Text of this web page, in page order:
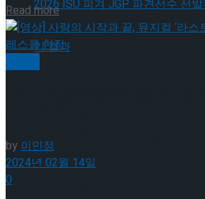
[현장스케치] 장하린-주혜
고나연, 2026 ISU 피겨 JGP
Read moreDetails
by이민정
2024년 02월 14일
0